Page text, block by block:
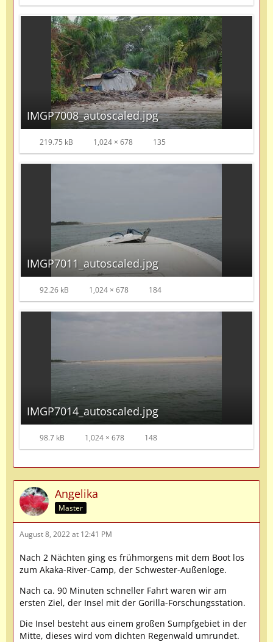
IMGP7008_autoscaled.jpg
219.75 kB 1,024 × 678 135
IMGP7011_autoscaled.jpg
92.26 kB 1,024 × 678 184
IMGP7014_autoscaled.jpg
98.7 kB 1,024 × 678 148
Angelika
Master
August 8, 2022 at 12:41 PM
Nach 2 Nächten ging es frühmorgens mit dem Boot los
zum Akaka-River-Camp, der Schwester-Außenloge.
Nach ca. 90 Minuten schneller Fahrt waren wir am
ersten Ziel, der Insel mit der Gorilla-Forschungsstation.
Die Insel besteht aus einem großen Sumpfgebiet in der
Mitte, dieses wird vom dichten Regenwald umrundet.